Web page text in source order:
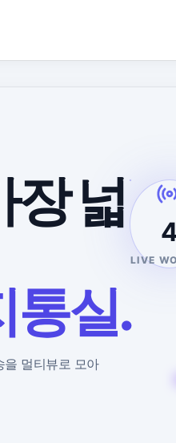
장 넓
통실.
을 멀티뷰로 모아
LIVE